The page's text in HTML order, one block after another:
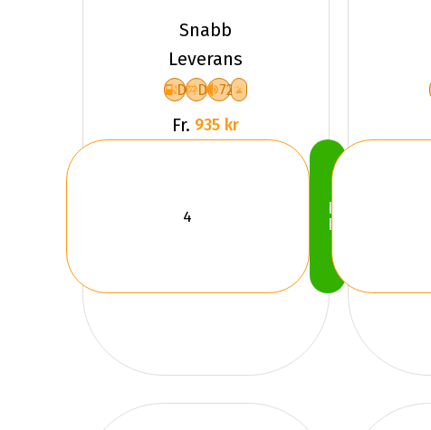
M7 PLUS
XL
Snabb
Leverans
D D 72
Fr. 935 kr
Köp
Nu